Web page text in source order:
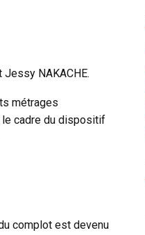
NAKACHE.
métrages
cadre du dispositif
complot est devenu